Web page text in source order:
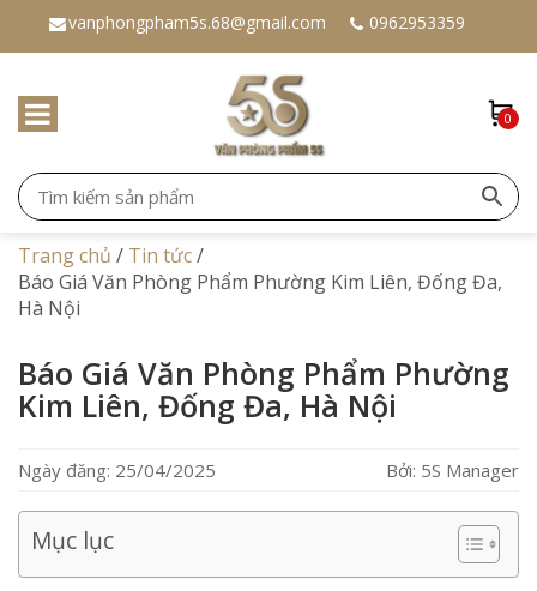
vanphongpham5s.68@gmail.com 0962953359
0
Trang chủ / Tin tức/
Báo Giá Văn Phòng Phẩm Phường Kim Liên, Đống Đa,
Hà Nội
Báo Giá Văn Phòng Phẩm Phường
Kim Liên, Đống Đa, Hà Nội
Ngày đăng: 25/04/2025 Bởi: 5S Manager
Mục lục